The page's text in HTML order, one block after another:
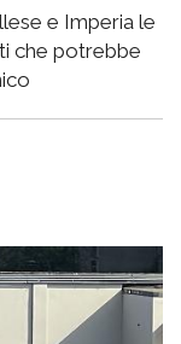
e Imperia le
che potrebbe